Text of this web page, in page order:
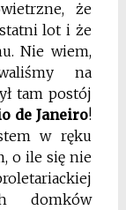
że
lot i że
Nie wiem,
na
tam postój
de Janeiro!
w ręku
o ile się nie
domków